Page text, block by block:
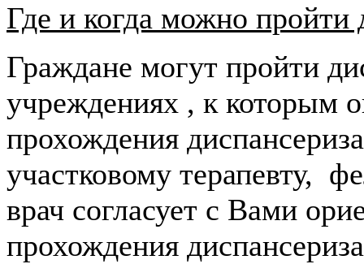
Где и когда можно пройти
Граждане могут пройти
учреждениях , к которым
прохождения
участковому терапевту,
врач согласует с Вами
прохождения